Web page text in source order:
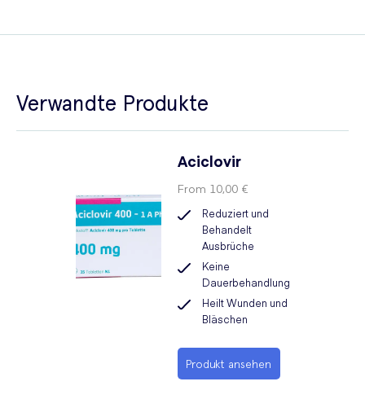
Verwandte Produkte
Aciclovir
From 10,00 €
Reduziert und
Behandelt
Ausbrüche
Keine
Dauerbehandlung
Heilt Wunden und
Bläschen
Produkt ansehen